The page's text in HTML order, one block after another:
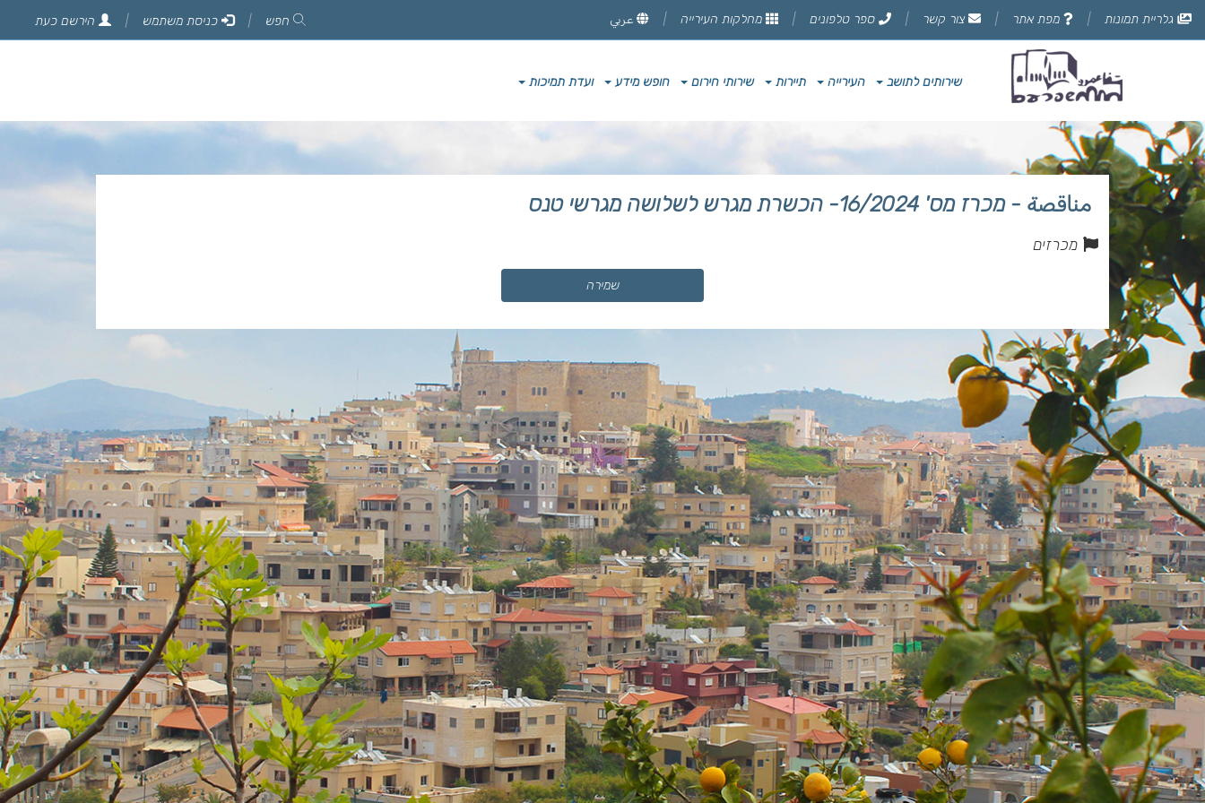
לתוכן
הדף
גלריית תמונות מפת אתר צור קשר ספר טלפונים מחלקות העירייה عربي חפש כניסת משתמש הירשם כעת
שירותים לתושב העירייה תיירות שירותי חירום חופש מידע ועדת תמיכות
مناقصة - מכרז מס' 16/2024- הכשרת מגרש לשלושה מגרשי טנס
מכרזים
שמירה